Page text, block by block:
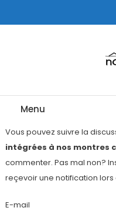
To
Menu
Vous pouvez suivre la
intégrées à nos montres
commenter. Pas mal non?
reçevoir une notification
E-mail